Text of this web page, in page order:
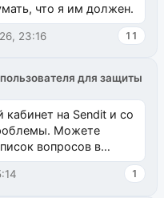
что я им должен.
23:16 11
для защиты
на Sendit и со
Можете
вопросов в
пока пуст, и,...
1